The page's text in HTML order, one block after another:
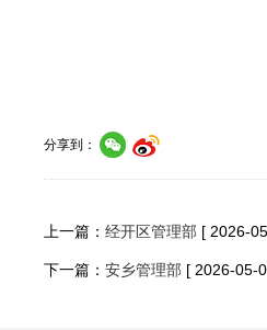
分享到：
上一篇： 经开区管理部 [ 2026-
下一篇： 安乡管理部 [ 2026-05-